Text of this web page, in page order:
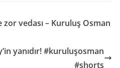
zor vedası – Kuruluş Osman
yanıdır! #kuruluşosman
#shorts